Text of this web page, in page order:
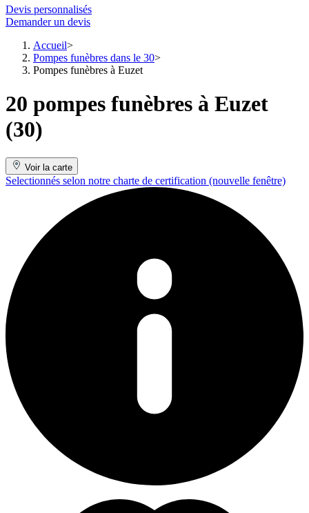
Devis personnalisés
Demander un devis
Accueil
Pompes funèbres dans le 30
Pompes funèbres à Euzet
20 pompes funèbres à Euzet
(30)
Voir la carte
Selectionnés selon notre charte de certification (nouvelle fenêtre)